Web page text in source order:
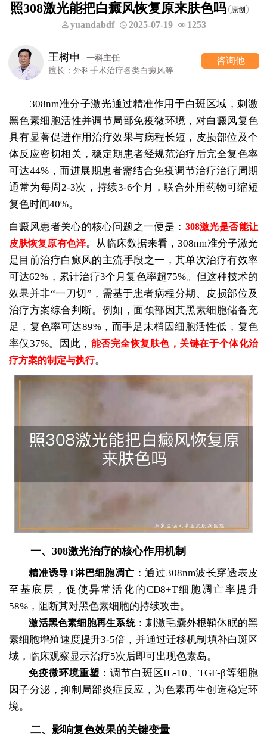
照308激光能把白癜风恢复原来肤色吗
yuandabdf 2025-07-19 1253
王树申
一科主任
擅长：外科手术治疗各类白癜风等
咨询他
308nm准分子激光通过精准作用于白斑区域，刺激
黑色素细胞活性并调节局部免疫微环境，对白癜风复色
具有显著促进作用治疗效果与病程长短，皮损部位及个
体反应密切相关，稳定期患者经规范治疗后完全复色率
可达44%，而进展期患者需结合免疫调节治疗治疗周期
通常为每周2-3次，持续3-6个月，联合外用药物可缩短
复色时间40%。
白癜风患者关心的核心问题之一便是： 308激光是否能让
皮肤恢复原有色泽。从临床数据来看，308nm准分子激光
是目前治疗白癜风的主流手段之一，其单次治疗有效率
可达62%，累计治疗3个月复色率超75%。但这种技术的
效果并非“一刀切”，需基于患者病程分期、皮损部位及
治疗方案综合判断。例如，面颈部因其黑素细胞储备充
足，复色率可达89%，而手足末梢因细胞活性低，复色
率仅37%。因此， 能否完全恢复肤色，关键在于个体化治
疗方案的制定与执行。
一、308激光治疗的核心作用机制
精准诱导T淋巴细胞凋亡 ：通过308nm波长穿透表皮
至基底层，促使异常活化的CD8+T细胞凋亡率提升
58%，阻断其对黑色素细胞的持续攻击。
激活黑色素细胞再生系统：刺激毛囊外根鞘休眠的黑
素细胞增殖速度提升3-5倍，并通过迁移机制填补白斑区
域，临床观察显示治疗5次后即可出现色素岛。
免疫微环境重塑 ：调节白斑区IL-10、TGF-β等细胞
因子分泌，抑制局部炎症反应，为色素再生创造稳定环
境。
二、影响复色效果的关键变量